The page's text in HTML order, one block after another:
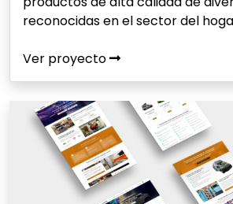
reconocidas en el sector del
Ver proyecto